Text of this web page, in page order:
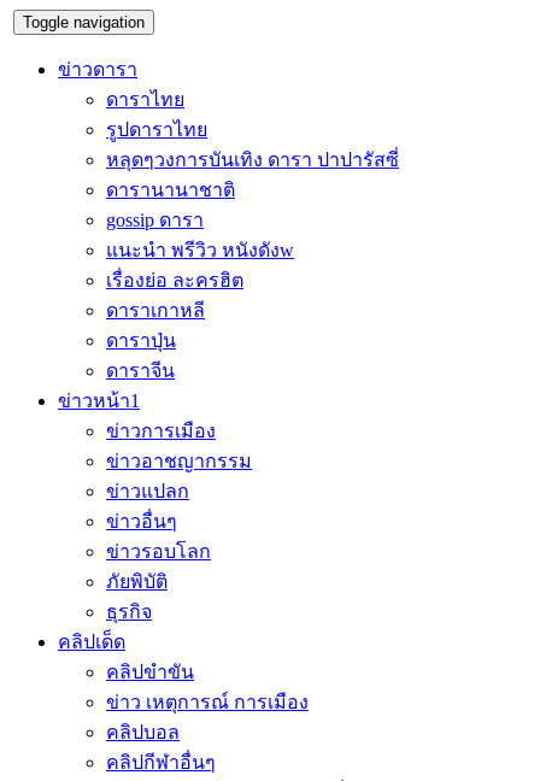
Toggle navigation
ข่าวดารา
ดาราไทย
รูปดาราไทย
หลุดๆวงการบันเทิง ดารา ปาปารัสซี่
ดารานานาชาติ
gossip ดารา
แนะนำ พรีวิว หนังดังw
เรื่องย่อ ละครฮิต
ดาราเกาหลี
ดาราปุ่น
ดาราจีน
ข่าวหน้า1
ข่าวการเมือง
ข่าวอาชญากรรม
ข่าวแปลก
ข่าวอื่นๆ
ข่าวรอบโลก
ภัยพิบัติ
ธุรกิจ
คลิปเด็ด
คลิปขำขัน
ข่าว เหตุการณ์ การเมือง
คลิปบอล
คลิปกีฬาอื่นๆ